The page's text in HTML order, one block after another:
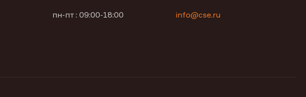
пн-пт : 09:00-18:00 info@cse.ru